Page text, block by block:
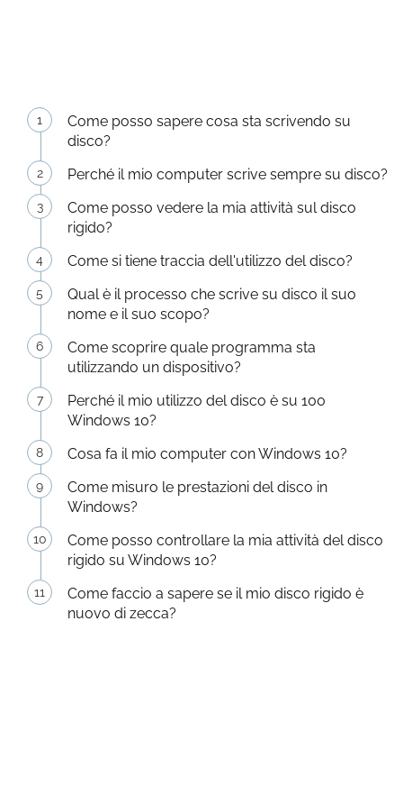
Come posso sapere cosa sta scrivendo su
disco?
Perché il mio computer scrive sempre su disco?
Come posso vedere la mia attività sul disco
rigido?
Come si tiene traccia dell'utilizzo del disco?
Qual è il processo che scrive su disco il suo
nome e il suo scopo?
Come scoprire quale programma sta
utilizzando un dispositivo?
Perché il mio utilizzo del disco è su 100
Windows 10?
Cosa fa il mio computer con Windows 10?
Come misuro le prestazioni del disco in
Windows?
Come posso controllare la mia attività del disco
rigido su Windows 10?
Come faccio a sapere se il mio disco rigido è
nuovo di zecca?